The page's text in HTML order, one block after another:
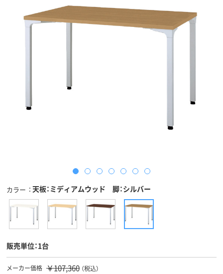
カラー 天板：ミディアムウッド 脚：シルバー
販売単位：1台
メーカー価格 ￥107,360 （税込）